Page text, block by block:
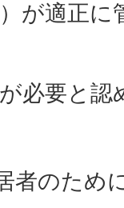
が適正に
必要と認
者のため